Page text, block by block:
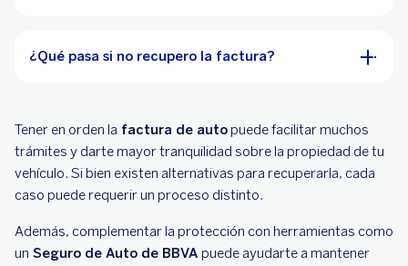
¿Qué pasa si no recupero la factura?
Tener en orden la factura de autopuede facilitar muchos
trámites y darte mayor tranquilidad sobre la propiedad de tu
vehículo. Si bien existen alternativas para recuperarla, cada
caso puede requerir un proceso distinto.
Además, complementar la protección con herramientas como
un Seguro de Auto de BBVA puede ayudarte a mantener